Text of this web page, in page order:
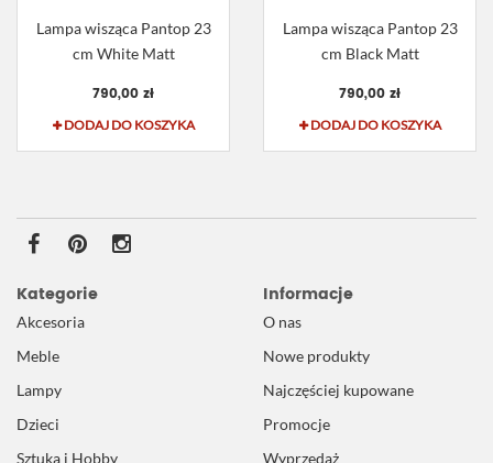
Lampa wisząca Pantop 23
cm White Matt
790,00 zł
DODAJ DO KOSZYKA
Lampa wisząca Pantop 23
cm Black Matt
790,00 zł
DODAJ DO KOSZYKA
Kategorie
Akcesoria
Meble
Lampy
Dzieci
Sztuka i Hobby
Informacje
O nas
Nowe produkty
Najczęściej kupowane
Promocje
Wyprzedaż